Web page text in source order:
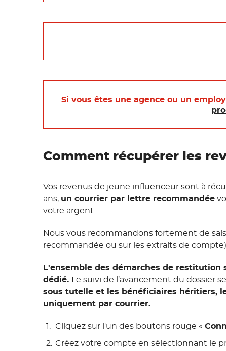
Si vous êtes une agence ou un
Comment récupérer les
Vos revenus de jeune influenceur sont à
ans, un courrier par lettre recommandée
votre argent.
Nous vous recommandons fortement de
recommandée ou sur les extraits de
L'ensemble des démarches de restitution
dédié.
Le suivi de l’avancement du dossier
sous tutelle et les bénéficiaires héritiers,
uniquement par courrier.
Cliquez sur l'un des boutons rouge «
Créez votre compte en sélectionnant le